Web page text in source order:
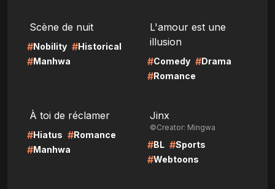
Scène de nuit
#Nobility #Historical
#Manhwa
L'amour est une
illusion
#Comedy #Drama
#Romance
À toi de réclamer
#Hiatus #Romance
#Manhwa
Jinx
©Creator: Mingwa
#BL #Sports
#Webtoons